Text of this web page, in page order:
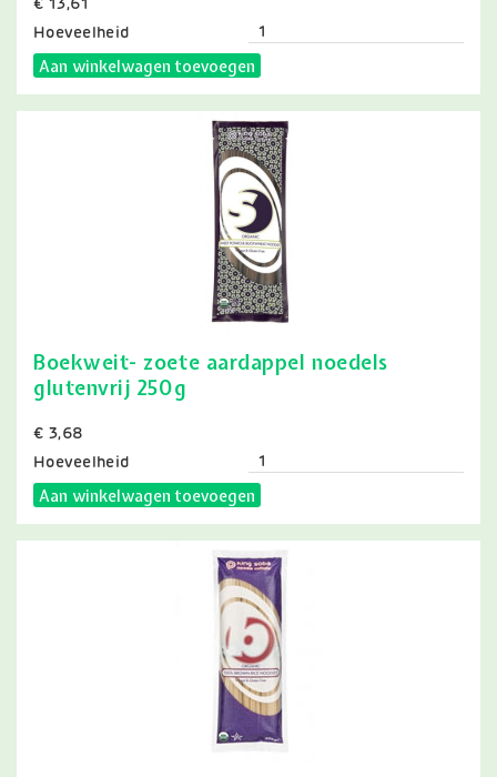
Prijs
€ 13,61
Hoeveelheid
Aan winkelwagen toevoegen
Boekweit- zoete aardappel noedels
glutenvrij 250g
Prijs
€ 3,68
Hoeveelheid
Aan winkelwagen toevoegen